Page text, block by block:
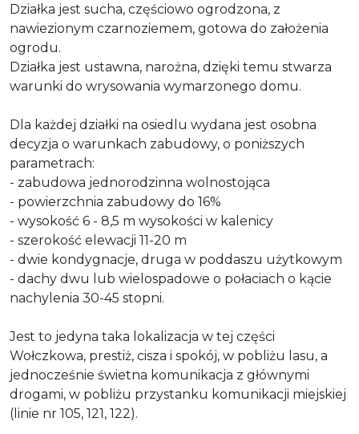
Działka jest sucha, częściowo ogrodzona, z
nawiezionym czarnoziemem, gotowa do założenia
ogrodu.
Działka jest ustawna, narożna, dzięki temu stwarza
warunki do wrysowania wymarzonego domu.
Dla każdej działki na osiedlu wydana jest osobna
decyzja o warunkach zabudowy, o poniższych
parametrach:
- zabudowa jednorodzinna wolnostojąca
- powierzchnia zabudowy do 16%
- wysokość 6 - 8,5 m wysokości w kalenicy
- szerokość elewacji 11-20 m
- dwie kondygnacje, druga w poddaszu użytkowym
- dachy dwu lub wielospadowe o połaciach o kącie
nachylenia 30-45 stopni.
Jest to jedyna taka lokalizacja w tej części
Wołczkowa, prestiż, cisza i spokój, w pobliżu lasu, a
jednocześnie świetna komunikacja z głównymi
drogami, w pobliżu przystanku komunikacji miejskiej
(linie nr 105, 121, 122).